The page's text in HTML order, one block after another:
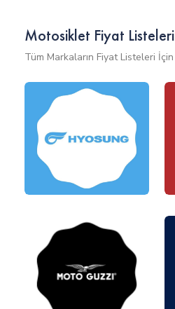
Motosiklet Fiyat Listeleri
Tüm Markaların Fiyat Listeleri İçin